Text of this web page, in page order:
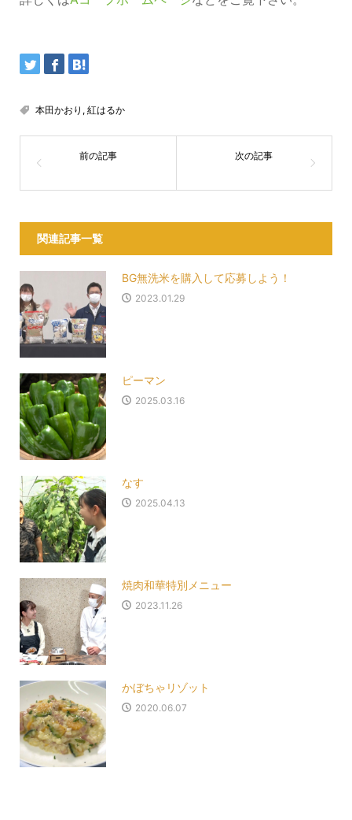
本田かおり , 紅はるか
関連記事一覧
BG無洗米を購入して応募しよう！
2023.01.29
ピーマン
2025.03.16
なす
2025.04.13
焼肉和華特別メニュー
2023.11.26
かぼちゃリゾット
2020.06.07